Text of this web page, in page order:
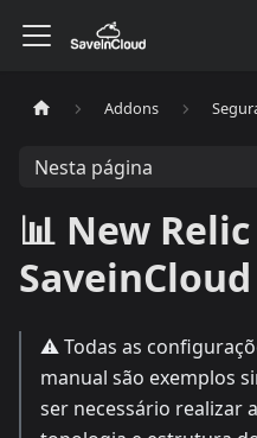
Addons
Nesta página
📊 New
SaveinCloud
⚠️ Todas as
manual são exemplos
ser necessário realizar